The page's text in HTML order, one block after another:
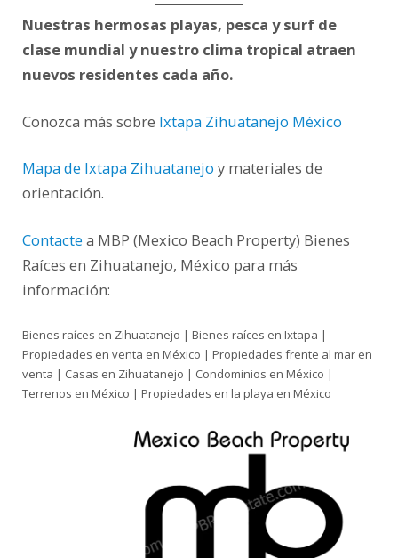
Nuestras hermosas playas, pesca y surf de
clase mundial y nuestro clima tropical atraen
nuevos residentes cada año.
Conozca más sobre Ixtapa Zihuatanejo México
Mapa de Ixtapa Zihuatanejo y materiales de
orientación.
Contacte a MBP (Mexico Beach Property) Bienes
Raíces en Zihuatanejo, México para más
información:
Bienes raíces en Zihuatanejo | Bienes raíces en Ixtapa |
Propiedades en venta en México | Propiedades frente al mar en
venta | Casas en Zihuatanejo | Condominios en México |
Terrenos en México | Propiedades en la playa en México